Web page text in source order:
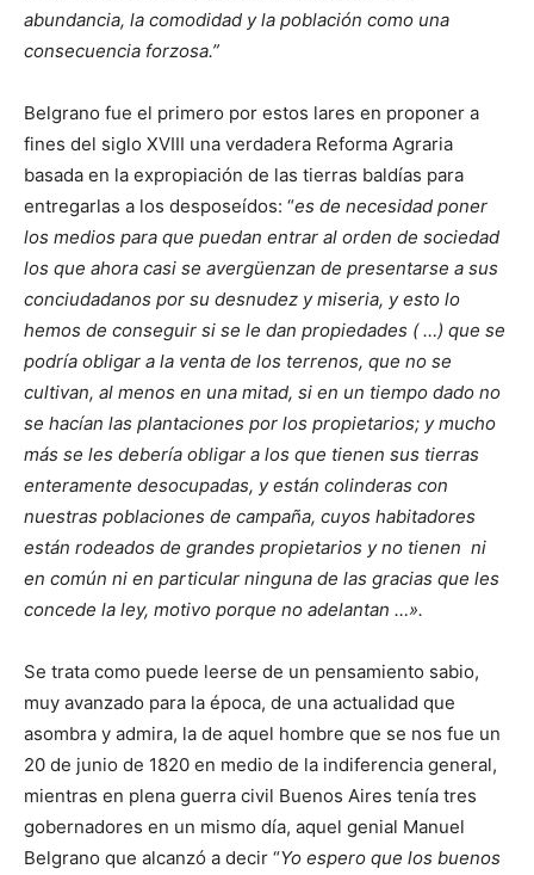
abundancia, la comodidad y la población como una
consecuencia forzosa.”
Belgrano fue el primero por estos lares en proponer a
fines del siglo XVIII una verdadera Reforma Agraria
basada en la expropiación de las tierras baldías para
entregarlas a los desposeídos: “es de necesidad poner
los medios para que puedan entrar al orden de sociedad
los que ahora casi se avergüenzan de presentarse a sus
conciudadanos por su desnudez y miseria, y esto lo
hemos de conseguir si se le dan propiedades ( …) que se
podría obligar a la venta de los terrenos, que no se
cultivan, al menos en una mitad, si en un tiempo dado no
se hacían las plantaciones por los propietarios; y mucho
más se les debería obligar a los que tienen sus tierras
enteramente desocupadas, y están colinderas con
nuestras poblaciones de campaña, cuyos habitadores
están rodeados de grandes propietarios y no tienen ni
en común ni en particular ninguna de las gracias que les
concede la ley, motivo porque no adelantan …».
Se trata como puede leerse de un pensamiento sabio,
muy avanzado para la época, de una actualidad que
asombra y admira, la de aquel hombre que se nos fue un
20 de junio de 1820 en medio de la indiferencia general,
mientras en plena guerra civil Buenos Aires tenía tres
gobernadores en un mismo día, aquel genial Manuel
Belgrano que alcanzó a decir “Yo espero que los buenos